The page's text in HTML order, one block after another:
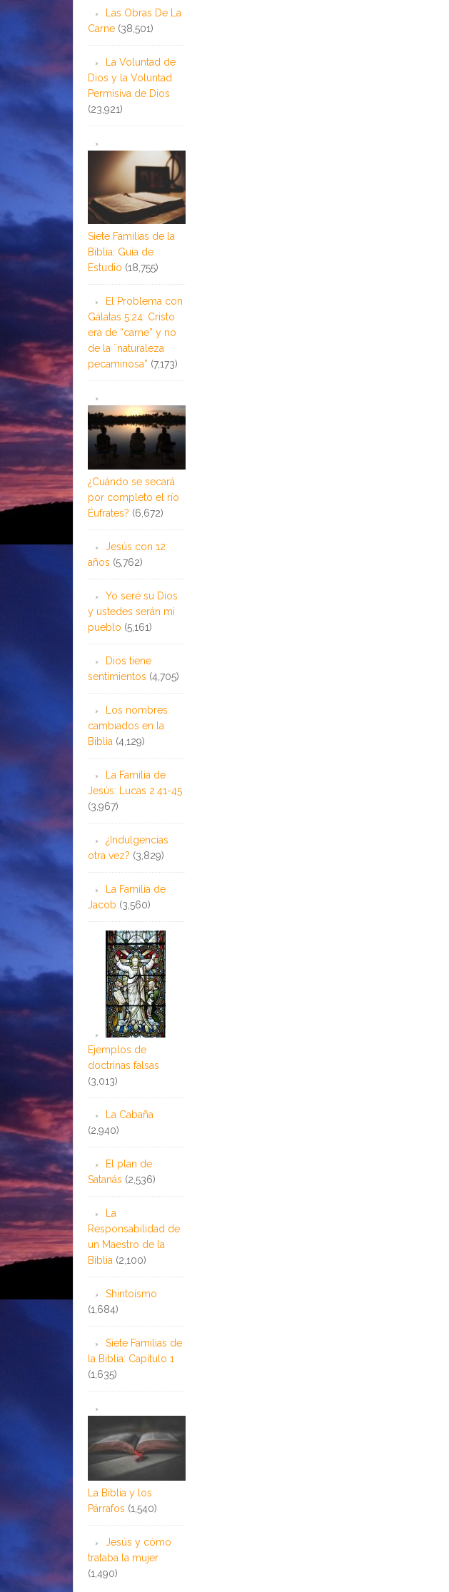
Las Obras De La
Carne (38,501)
La Voluntad de
Dios y la Voluntad
Permisiva de Dios
(23,921)
Siete Familias de la
Biblia: Guía de
Estudio (18,755)
El Problema con
Gálatas 5:24: Cristo
era de “carne” y no
de la ¨naturaleza
pecaminosa” (7,173)
¿Cuándo se secará
por completo el río
Éufrates? (6,672)
Jesús con 12
años (5,762)
Yo seré su Dios
y ustedes serán mi
pueblo (5,161)
Dios tiene
sentimientos (4,705)
Los nombres
cambiados en la
Biblia (4,129)
La Familia de
Jesús: Lucas 2:41-45
(3,967)
¿Indulgencias
otra vez? (3,829)
La Familia de
Jacob (3,560)
Ejemplos de
doctrinas falsas
(3,013)
La Cabaña
(2,940)
El plan de
Satanás (2,536)
La
Responsabilidad de
un Maestro de la
Biblia (2,100)
Shintoísmo
(1,684)
Siete Familias de
la Biblia: Capítulo 1
(1,635)
La Biblia y los
Párrafos (1,540)
Jesús y cómo
trataba la mujer
(1,490)